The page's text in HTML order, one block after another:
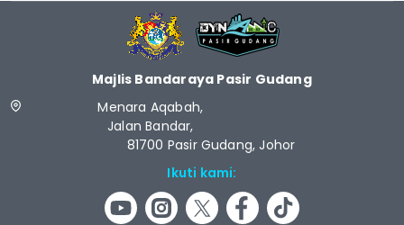
Majlis Bandaraya Pasir Gudang
Menara Aqabah,
Jalan Bandar,
81700 Pasir Gudang, Johor
Ikuti kami: